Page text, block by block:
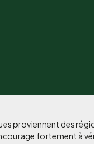
proviennent des
fortement à